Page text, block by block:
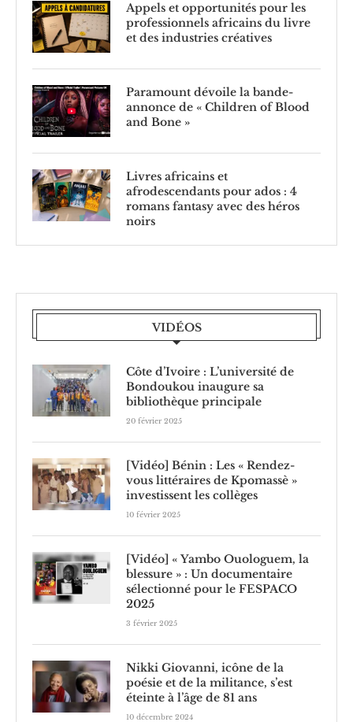
Appels et opportunités pour les
professionnels africains du livre
et des industries créatives
Paramount dévoile la bande-
annonce de « Children of Blood
and Bone »
Livres africains et
afrodescendants pour ados : 4
romans fantasy avec des héros
noirs
VIDÉOS
Côte d’Ivoire : L’université de
Bondoukou inaugure sa
bibliothèque principale
20 février 2025
[Vidéo] Bénin : Les « Rendez-
vous littéraires de Kpomassè »
investissent les collèges
10 février 2025
[Vidéo] « Yambo Ouologuem, la
blessure » : Un documentaire
sélectionné pour le FESPACO
2025
3 février 2025
Nikki Giovanni, icône de la
poésie et de la militance, s’est
éteinte à l’âge de 81 ans
10 décembre 2024